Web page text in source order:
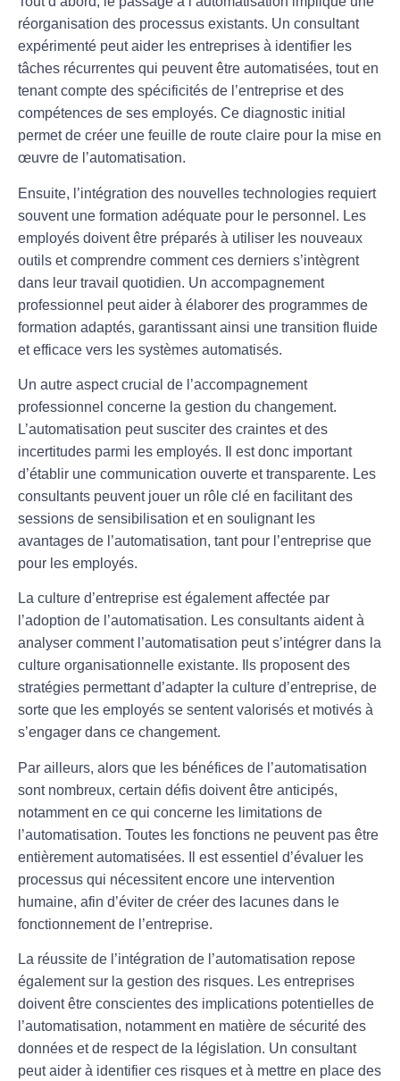
réorganisation des processus existants. Un consultant
expérimenté peut aider les entreprises à identifier les
tâches récurrentes qui peuvent être automatisées, tout en
tenant compte des spécificités de l’entreprise et des
compétences de ses employés. Ce diagnostic initial
permet de créer une feuille de route claire pour la mise en
œuvre de l’automatisation.
Ensuite, l’intégration des nouvelles technologies requiert
souvent une formation adéquate pour le personnel. Les
employés doivent être préparés à utiliser les nouveaux
outils et comprendre comment ces derniers s’intègrent
dans leur travail quotidien. Un accompagnement
professionnel peut aider à élaborer des programmes de
formation adaptés, garantissant ainsi une transition fluide
et efficace vers les systèmes automatisés.
Un autre aspect crucial de l’accompagnement
professionnel concerne la gestion du changement.
L’automatisation peut susciter des craintes et des
incertitudes parmi les employés. Il est donc important
d’établir une communication ouverte et transparente. Les
consultants peuvent jouer un rôle clé en facilitant des
sessions de sensibilisation et en soulignant les
avantages de l’automatisation, tant pour l’entreprise que
pour les employés.
La culture d’entreprise est également affectée par
l’adoption de l’automatisation. Les consultants aident à
analyser comment l’automatisation peut s’intégrer dans la
culture organisationnelle existante. Ils proposent des
stratégies permettant d’adapter la culture d’entreprise, de
sorte que les employés se sentent valorisés et motivés à
s’engager dans ce changement.
Par ailleurs, alors que les bénéfices de l’automatisation
sont nombreux, certain défis doivent être anticipés,
notamment en ce qui concerne les limitations de
l’automatisation. Toutes les fonctions ne peuvent pas être
entièrement automatisées. Il est essentiel d’évaluer les
processus qui nécessitent encore une intervention
humaine, afin d’éviter de créer des lacunes dans le
fonctionnement de l’entreprise.
La réussite de l’intégration de l’automatisation repose
également sur la gestion des risques. Les entreprises
doivent être conscientes des implications potentielles de
l’automatisation, notamment en matière de sécurité des
données et de respect de la législation. Un consultant
peut aider à identifier ces risques et à mettre en place des